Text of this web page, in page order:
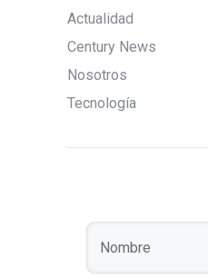
Actualidad
Century News
Nosotros
Tecnología